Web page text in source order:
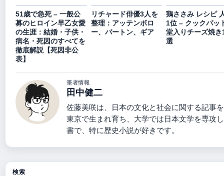
51歳で急死 – 一般公
募のヒロイン早乙女愛
の生涯：結婚・子供・
病名・死因のすべてを
徹底解説【死因非公
表】
リチャード俳優3人を
整理：アッテンボロ
ー、バートン、ギア
鶏ささみ レシピ
1位 – クックパッ
堂入りチーズ焼き
選
筆者情報
田中健二
佐藤美咲は、日本の文化と社会に関する記事
東京で生まれ育ち、大学では日本文学を専攻
書で、特に歴史小説が好きです。
検索